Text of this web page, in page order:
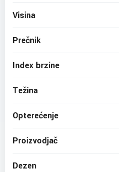
Visina
Prečnik
Index brzine
Težina
Opterećenje
Proizvodjač
Dezen